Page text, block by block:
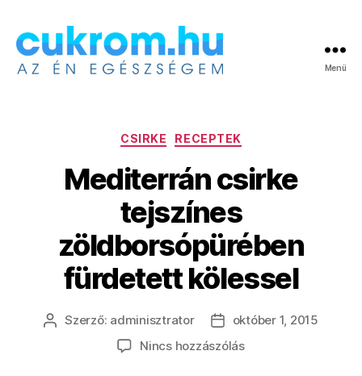
Menü
Kategóriák
CSIRKE RECEPTEK
Mediterrán csirke
tejszínes
zöldborsópürében
fürdetett kölessel
Bejegyzés
Szerző: adminisztrator
Bejegyzés
dátuma
október 1, 2015
Nincs hozzászólása(z)